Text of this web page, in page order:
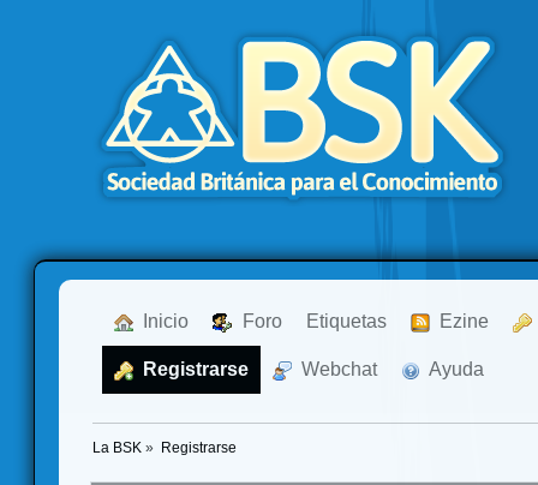
Inicio Foro Etiquetas Ezine
Registrarse Webchat Ayuda
La BSK » Registrarse